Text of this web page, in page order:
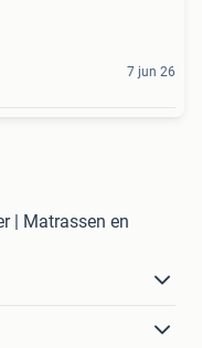
7 jun 26